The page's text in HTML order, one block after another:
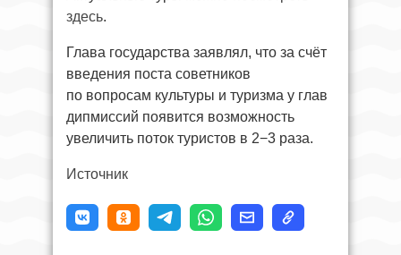
здесь.
Глава государства заявлял, что за счёт
введения поста советников
по вопросам культуры и туризма у глав
дипмиссий появится возможность
увеличить поток туристов в 2−3 раза.
Источник